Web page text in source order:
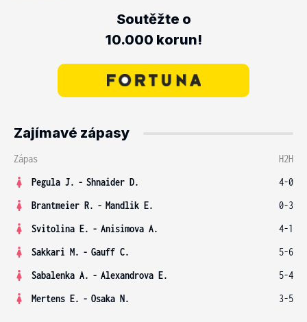
Soutěžte o
10.000 korun!
Zajímavé zápasy
Zápas
H2H
Pegula J. - Shnaider D.
4-0
Brantmeier R. - Mandlik E.
0-3
Svitolina E. - Anisimova A.
4-1
Sakkari M. - Gauff C.
5-6
Sabalenka A. - Alexandrova E.
5-4
Mertens E. - Osaka N. 3-5